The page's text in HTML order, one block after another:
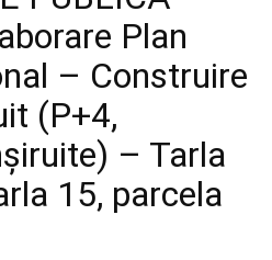
Plan
– Construire
(P+4,
– Tarla
15, parcela